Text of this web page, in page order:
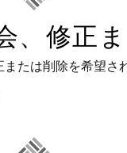
、修正
たは削除を希望